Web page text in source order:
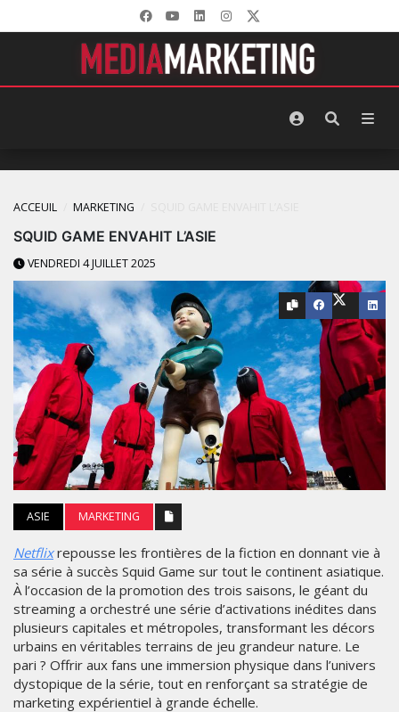
ACCEUIL MARKETING
SQUID GAME ENVAHIT L’ASIE
VENDREDI 4 JUILLET 2025
ASIE MARKETING
Netflixrepousse les frontières de la fiction en donnant vie à
sa série à succès Squid Game sur tout le continent asiatique.
À l’occasion de la promotion des trois saisons, le géant du
streaming a orchestré une série d’activations inédites dans
plusieurs capitales et métropoles, transformant les décors
urbains en véritables terrains de jeu grandeur nature. Le
pari ? Offrir aux fans une immersion physique dans l’univers
dystopique de la série, tout en renforçant sa stratégie de
marketing expérientiel à grande échelle.